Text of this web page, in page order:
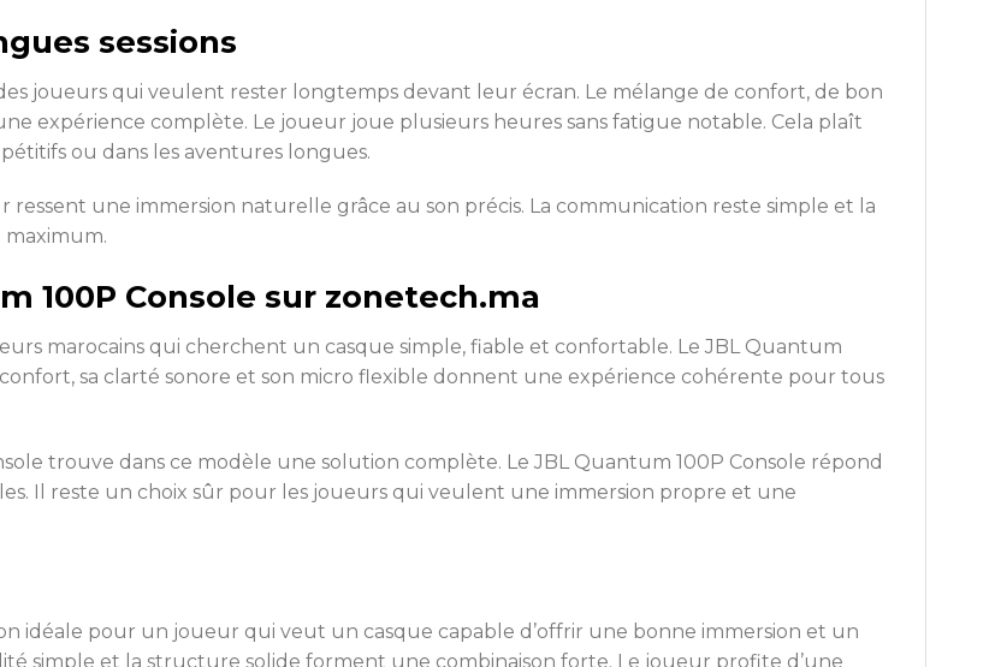
sessions
joueurs qui veulent rester longtemps devant leur écran. Le mélange de confort, de bon
expérience complète. Le joueur joue plusieurs heures sans fatigue notable. Cela plaît
ou dans les aventures longues.
ressent une immersion naturelle grâce au son précis. La communication reste simple et la
100P Console sur zonetech.ma
marocains qui cherchent un casque simple, fiable et confortable. Le JBL Quantum
sa clarté sonore et son micro flexible donnent une expérience cohérente pour tous
trouve dans ce modèle une solution complète. Le JBL Quantum 100P Console répond
Il reste un choix sûr pour les joueurs qui veulent une immersion propre et une
idéale pour un joueur qui veut un casque capable d’offrir une bonne immersion et un
simple et la structure solide forment une combinaison forte. Le joueur profite d’une